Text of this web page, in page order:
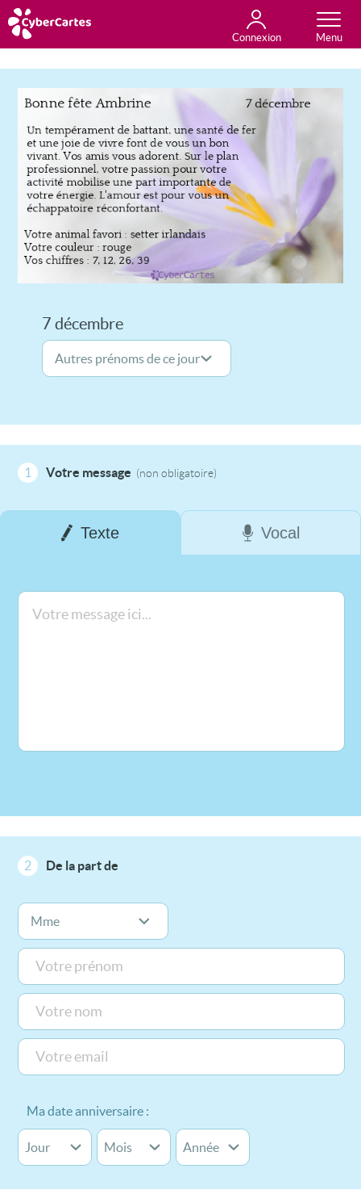
Connexion
Anniversaire
Fête du jour
Amour
Amitié
Merci
Toutes les cartes
7 décembre
1 Votre message (non obligatoire)
Texte Vocal
2 De la part de
Ma date anniversaire :